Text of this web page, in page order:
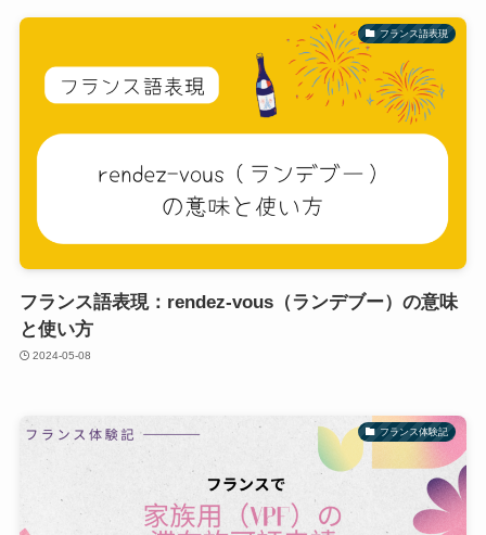
フランス語表現
フランス語表現：rendez-vous（ランデブー）の意味
と使い方
2024-05-08
フランス体験記